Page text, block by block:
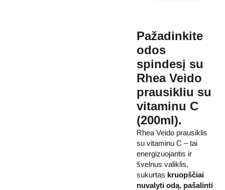
Pažadinkite
odos
spindesį su
Rhea Veido
prausikliu su
vitaminu C
(200ml).
Rhea Veido prausiklis
su vitaminu C – tai
energizuojantis ir
švelnus valiklis,
sukurtas kruopščiai
nuvalyti odą, pašalinti